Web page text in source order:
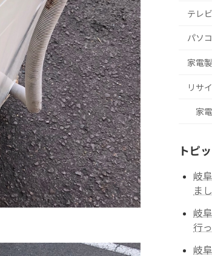
テレ
パソ
家電
リサ
家
トピ
岐
ま
岐
行
岐